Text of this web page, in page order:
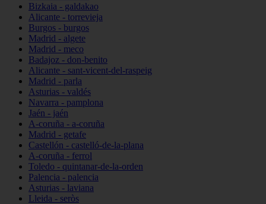
Bizkaia - galdakao
Alicante - torrevieja
Burgos - burgos
Madrid - algete
Madrid - meco
Badajoz - don-benito
Alicante - sant-vicent-del-raspeig
Madrid - parla
Asturias - valdés
Navarra - pamplona
Jaén - jaén
A-coruña - a-coruña
Madrid - getafe
Castellón - castelló-de-la-plana
A-coruña - ferrol
Toledo - quintanar-de-la-orden
Palencia - palencia
Asturias - laviana
Lleida - seròs